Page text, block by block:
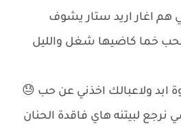
اغار اريد ستار يشوف
خما كاضيها شغل والليل
ابد ولاعبالك اخذني عن حب 😓
نرجع لبيتنه هاي فاقدة الحنان